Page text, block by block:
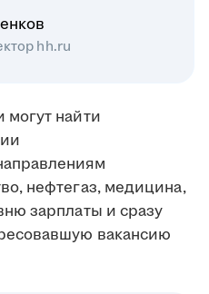
hh.ru
могут найти
нефтегаз, медицина,
зарплаты и сразу
вакансию